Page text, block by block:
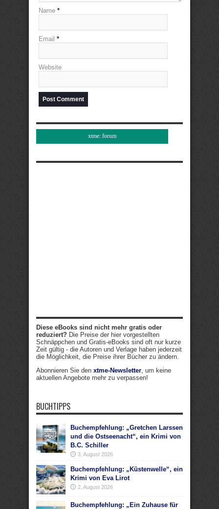
Name *
Email *
Website
xtme: forum
Diese eBooks sind nicht mehr gratis oder
reduziert? Die Preise der hier vorgestellten
Schnäppchen und Gratis-eBooks sind oft nur kurze
Zeit gültig - die Autoren und Verlage haben jederzeit
die Möglichkeit, die Preise ihrer Bücher zu ändern.
Abonnieren Sie den xtme-Newsletter, um keine
aktuellen Angebote mehr zu verpassen!
BUCHTIPPS
Buchempfehlung: „Gretchen Larssen
und die Ostseenacht“, ein Krimi von
B.C. Schiller
3. August 2026
Buchempfehlung: „Küstenwelle“, ein
Krimi von Eva Lirot
2. August 2026
Buchempfehlung: „Ein Zuhause für